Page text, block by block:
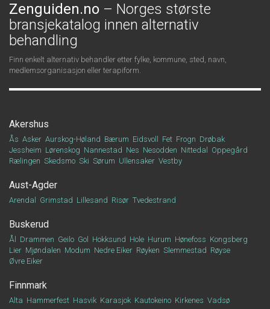
Zenguiden.no – Norges største
bransjekatalog innen alternativ
behandling
Finn enkelt alternativ behandler etter fylke, kommune, sted, navn,
medlemsorganisasjon eller terapiform.
Akershus
Ås Asker Aurskog-Høland Bærum Eidsvoll Fet Frogn Drøbak
Jessheim Lørenskog Nannestad Nes Nesodden Nittedal
Oppegård
Rælingen Skedsmo Ski Sørum Ullensaker Vestby
Aust-Agder
Arendal Grimstad Lillesand Risør Tvedestrand
Buskerud
Ål Drammen Geilo Gol Hokksund Hole Hurum Hønefoss Kongsberg
Lier Mjøndalen Modum Nedre Eiker Røyken Slemmestad Røyse
Øvre Eiker
Finnmark
Alta Hammerfest Hasvik Karasjok Kautokeino Kirkenes Vadsø